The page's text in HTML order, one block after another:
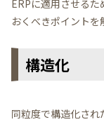
ERPに適用させる
おくべきポイントを
構造化
同粒度で構造化され